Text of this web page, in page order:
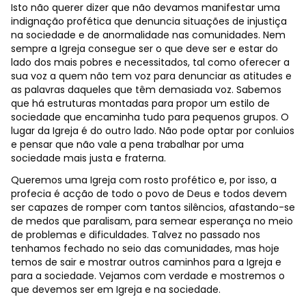
Isto não querer dizer que não devamos manifestar uma
indignação profética que denuncia situações de injustiça
na sociedade e de anormalidade nas comunidades. Nem
sempre a Igreja consegue ser o que deve ser e estar do
lado dos mais pobres e necessitados, tal como oferecer a
sua voz a quem não tem voz para denunciar as atitudes e
as palavras daqueles que têm demasiada voz. Sabemos
que há estruturas montadas para propor um estilo de
sociedade que encaminha tudo para pequenos grupos. O
lugar da Igreja é do outro lado. Não pode optar por conluios
e pensar que não vale a pena trabalhar por uma
sociedade mais justa e fraterna.
Queremos uma Igreja com rosto profético e, por isso, a
profecia é acção de todo o povo de Deus e todos devem
ser capazes de romper com tantos silêncios, afastando-se
de medos que paralisam, para semear esperança no meio
de problemas e dificuldades. Talvez no passado nos
tenhamos fechado no seio das comunidades, mas hoje
temos de sair e mostrar outros caminhos para a Igreja e
para a sociedade. Vejamos com verdade e mostremos o
que devemos ser em Igreja e na sociedade.